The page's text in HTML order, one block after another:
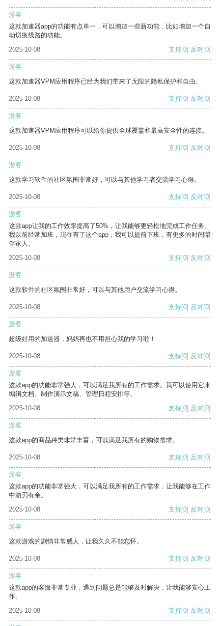
游客
这款加速器app的功能有点单一，可以增加一些新功能，比如增加一个自
动切换线路的功能。
2025-10-08
支持[0] 反对[0]
游客
这款加速器VPM应用程序已经为我们带来了无限的隐私保护和自由。
2025-10-08 支持[0] 反对[0]
游客
这款加速器VPM应用程序可以给你提供全球覆盖和最高安全性的连接。
2025-10-08 支持[0] 反对[0]
游客
这款学习软件的社区氛围非常好，可以与其他学习者交流学习心得。
2025-10-08 支持[0] 反对[0]
游客
这款app让我的工作效率提高了50%，让我能够更轻松地完成工作任务。
我以前经常加班，现在有了这个app，我可以提前下班，有更多的时间陪
伴家人。
2025-10-08
支持[0] 反对[0]
游客
这款软件的社区氛围非常好，可以与其他用户交流学习心得。
2025-10-08 支持[0] 反对[0]
游客
超级好用的加速器，妈妈再也不用担心我的学习啦！
2025-10-08 支持[0] 反对[0]
游客
这款app的功能非常强大，可以满足我所有的工作需求。我可以使用它来
编辑文档、制作演示文稿、管理日程安排等。
2025-10-08
支持[0] 反对[0]
游客
这款app的商品种类非常丰富，可以满足我所有的购物需求。
2025-10-08 支持[0] 反对[0]
游客
这款app的功能非常强大，可以满足我所有的工作需求，让我能够在工作
中游刃有余。
2025-10-08
支持[0] 反对[0]
游客
这款游戏的剧情非常感人，让我久久不能忘怀。
2025-10-08 支持[0] 反对[0]
游客
这款app的客服非常专业，遇到问题总是能够及时解决，让我能够安心工
作。
2025-10-08
支持[0] 反对[0]